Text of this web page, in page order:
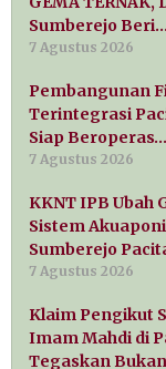
Sumberejo Beri…
7 Agustus 2026
Pembangunan
Terintegrasi
Siap Beroperas…
7 Agustus 2026
KKNT IPB Ubah
Sistem
Sumberejo
7 Agustus 2026
Klaim Pengikut
Imam Mahdi di
Tegaskan